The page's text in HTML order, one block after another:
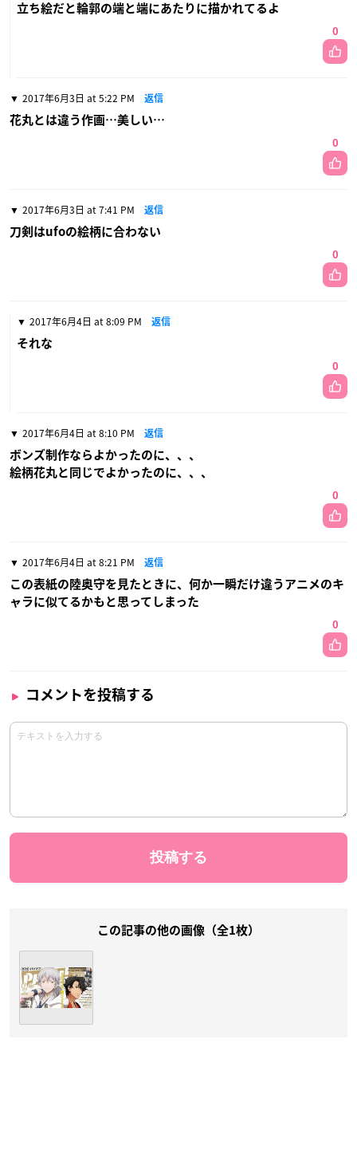
立ち絵だと輪郭の端と端にあたりに描かれてるよ
0
2017年6月3日 at 5:22 PM 返信
花丸とは違う作画…美しい…
0
2017年6月3日 at 7:41 PM 返信
刀剣はufoの絵柄に合わない
0
2017年6月4日 at 8:09 PM 返信
それな
0
2017年6月4日 at 8:10 PM 返信
ボンズ制作ならよかったのに、、、
絵柄花丸と同じでよかったのに、、、
0
2017年6月4日 at 8:21 PM 返信
この表紙の陸奥守を見たときに、何か一瞬だけ違うアニメのキ
ャラに似てるかもと思ってしまった
0
コメントを投稿する
この記事の他の画像（全1枚）